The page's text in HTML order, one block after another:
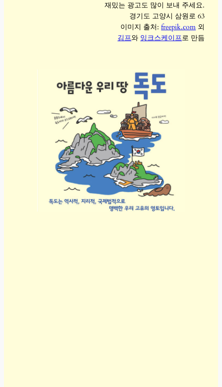
재밌는 광고도 많이 보내 주세요.
경기도 고양시 삼원로 63
이미지 출처:freepik.com 외
김프와 잉크스케이프로 만듬